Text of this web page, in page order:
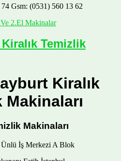
Gsm: (0531) 560 13 62
2.El Makinalar
Temizlik
Kiralık
Makinaları
Makinaları
İş Merkezi A Blok